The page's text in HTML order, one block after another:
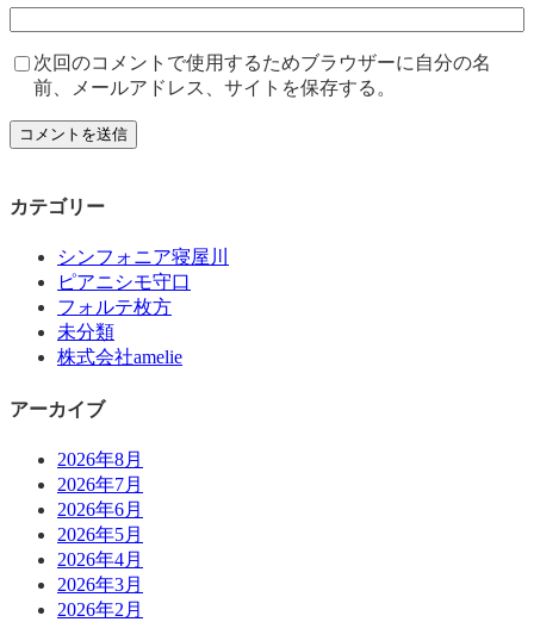
次回のコメントで使用するためブラウザーに自分の名
前、メールアドレス、サイトを保存する。
カテゴリー
シンフォニア寝屋川
ピアニシモ守口
フォルテ枚方
未分類
株式会社amelie
アーカイブ
2026年8月
2026年7月
2026年6月
2026年5月
2026年4月
2026年3月
2026年2月